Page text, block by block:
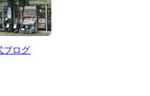
ブログ